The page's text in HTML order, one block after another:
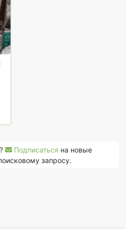
Подписаться на новые
запросу.